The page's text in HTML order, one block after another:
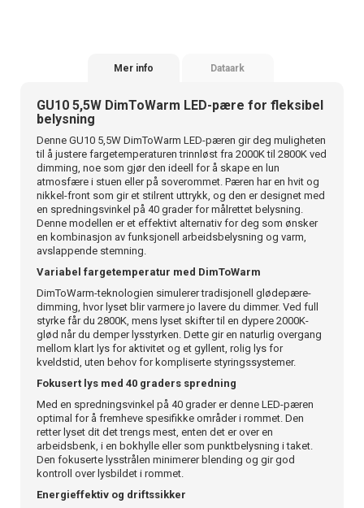
Mer info Dataark
GU10 5,5W DimToWarm LED-pære for fleksibel
belysning
Denne GU10 5,5W DimToWarm LED-pæren gir deg muligheten
til å justere fargetemperaturen trinnløst fra 2000K til 2800K ved
dimming, noe som gjør den ideell for å skape en lun
atmosfære i stuen eller på soverommet. Pæren har en hvit og
nikkel-front som gir et stilrent uttrykk, og den er designet med
en spredningsvinkel på 40 grader for målrettet belysning.
Denne modellen er et effektivt alternativ for deg som ønsker
en kombinasjon av funksjonell arbeidsbelysning og varm,
avslappende stemning.
Variabel fargetemperatur med DimToWarm
DimToWarm-teknologien simulerer tradisjonell glødepære-
dimming, hvor lyset blir varmere jo lavere du dimmer. Ved full
styrke får du 2800K, mens lyset skifter til en dypere 2000K-
glød når du demper lysstyrken. Dette gir en naturlig overgang
mellom klart lys for aktivitet og et gyllent, rolig lys for
kveldstid, uten behov for kompliserte styringssystemer.
Fokusert lys med 40 graders spredning
Med en spredningsvinkel på 40 grader er denne LED-pæren
optimal for å fremheve spesifikke områder i rommet. Den
retter lyset dit det trengs mest, enten det er over en
arbeidsbenk, i en bokhylle eller som punktbelysning i taket.
Den fokuserte lysstrålen minimerer blending og gir god
kontroll over lysbildet i rommet.
Energieffektiv og driftssikker